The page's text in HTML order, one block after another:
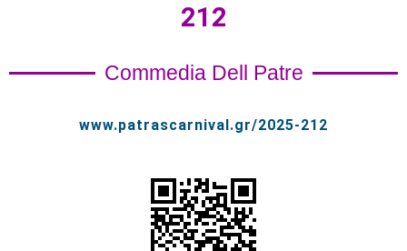
212
Commedia Dell Patre
www.patrascarnival.gr/2025-212